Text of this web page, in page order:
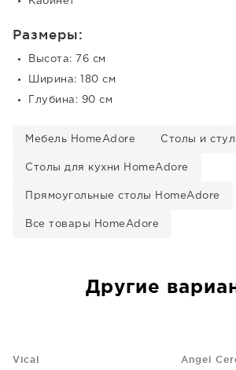
Размеры:
Высота: 76 см
Ширина: 180 см
Глубина: 90 см
Мебель HomeAdore Столы и
Столы для кухни HomeAdore
Прямоугольные столы HomeAdore
Все товары HomeAdore
Другие
Vical
Angel